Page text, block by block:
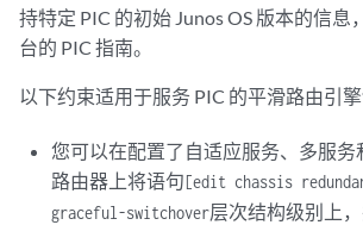
持特定 PIC 的初始 Junos OS 版本的信息
台的 PIC 指南。
以下约束适用于服务 PIC 的平滑路由引擎
您可以在配置了自适应服务、多服务
路由器上将语句[edit chassis
graceful-switchover层次结构级别上